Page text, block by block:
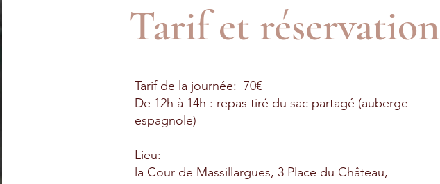
Tarif et réservation
Tarif de la journée:​​​​​​​ 70€
De 12h à 14h : repas tiré du sac​ partagé (auberge
espagnole)
Lieu:
la Cour de Massillargues, 3 Place du Château,